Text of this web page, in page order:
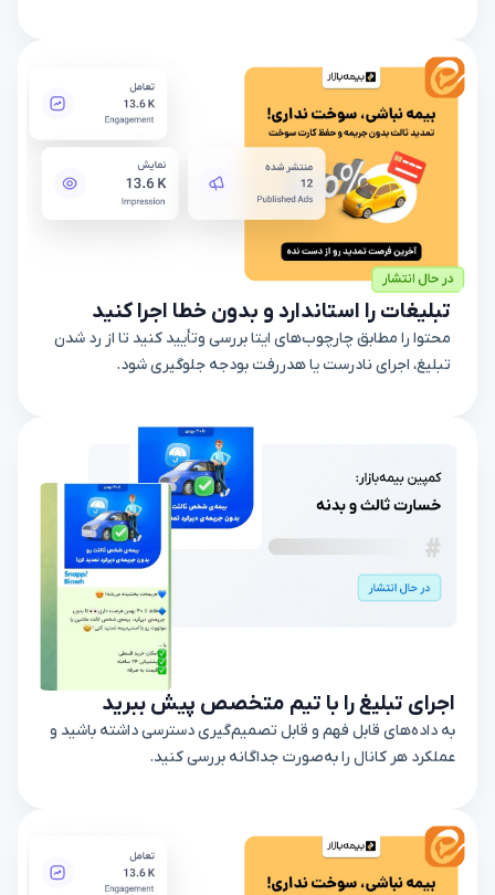
تبلیغات را استاندارد و بدون خطا اجرا کنید
محتوا را مطابق چارچوب‌های ایتا بررسی وتأیید کنید تا از رد شدن
تبلیغ، اجرای نادرست یا هدررفت بودجه جلوگیری شود.
اجرای تبلیغ را با تیم متخصص پیش ببرید
به داده‌های قابل فهم و قابل تصمیم‌گیری دسترسی داشته باشید و
عملکرد هر کانال را به‌صورت جداگانه بررسی کنید.